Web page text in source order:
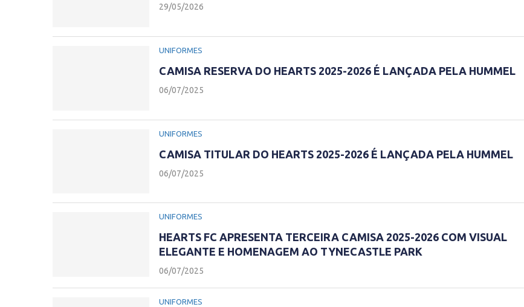
29/05/2026
UNIFORMES
CAMISA RESERVA DO HEARTS 2025-2026 É LANÇADA PELA HUMMEL
06/07/2025
UNIFORMES
CAMISA TITULAR DO HEARTS 2025-2026 É LANÇADA PELA HUMMEL
06/07/2025
UNIFORMES
HEARTS FC APRESENTA TERCEIRA CAMISA 2025-2026 COM VISUAL
ELEGANTE E HOMENAGEM AO TYNECASTLE PARK
06/07/2025
UNIFORMES